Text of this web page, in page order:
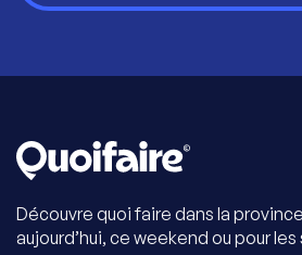
Découvre quoi faire dans la
aujourd’hui, ce weekend ou pour